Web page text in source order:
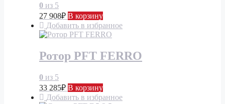
0 из 5
27 908₽ В корзину
Добавить в избранное
Ротор PFT FERRO
0 из 5
33 285₽ В корзину
Добавить в избранное